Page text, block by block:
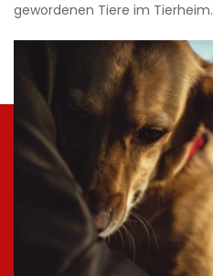
gewordenen Tiere im Tierheim.